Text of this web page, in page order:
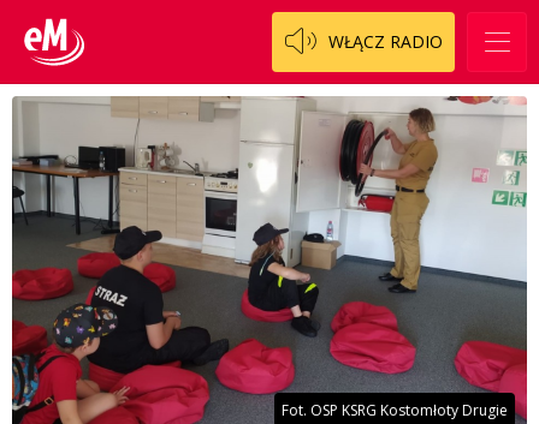
WŁĄCZ RADIO
Fot. OSP KSRG Kostomłoty Drugie